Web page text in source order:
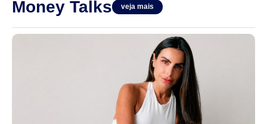
Money Talks veja mais